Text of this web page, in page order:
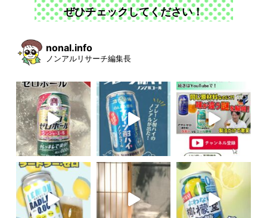
ぜひチェックしてください！
nonal.info
ノンアルリサーチ編集長